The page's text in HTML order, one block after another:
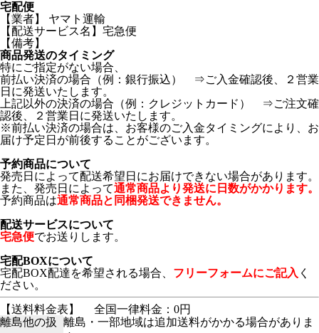
宅配便
【業者】 ヤマト運輸
【配送サービス名】宅急便
【備考】
商品発送のタイミング
特にご指定がない場合、
前払い決済の場合（例：銀行振込） ⇒ご入金確認後、２営業
日に発送いたします。
上記以外の決済の場合（例：クレジットカード） ⇒ご注文確
認後、２営業日に発送いたします。
※前払い決済の場合は、お客様のご入金タイミングにより、お
届け予定日が前後することがございます。
予約商品について
発売日によって配送希望日にお届けできない場合があります。
また、発売日によって通常商品より発送に日数がかかります。
予約商品は通常商品と同梱発送できません。
配送サービスについて
宅急便でお送りします。
宅配BOXについて
宅配BOX配達を希望される場合、 フリーフォームにご記入 く
ださい。
【送料料金表】
全国一律料金：0円
離島他の扱
離島・一部地域は追加送料がかかる場合がありま